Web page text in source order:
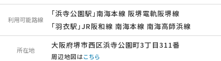
利用可能路線
「浜寺公園駅」南海本線 阪堺電軌阪堺線
「羽衣駅」JR阪和線 南海本線 南海高師浜線
所在地
大阪府堺市西区浜寺公園町3丁目311番
周辺地図はこちら